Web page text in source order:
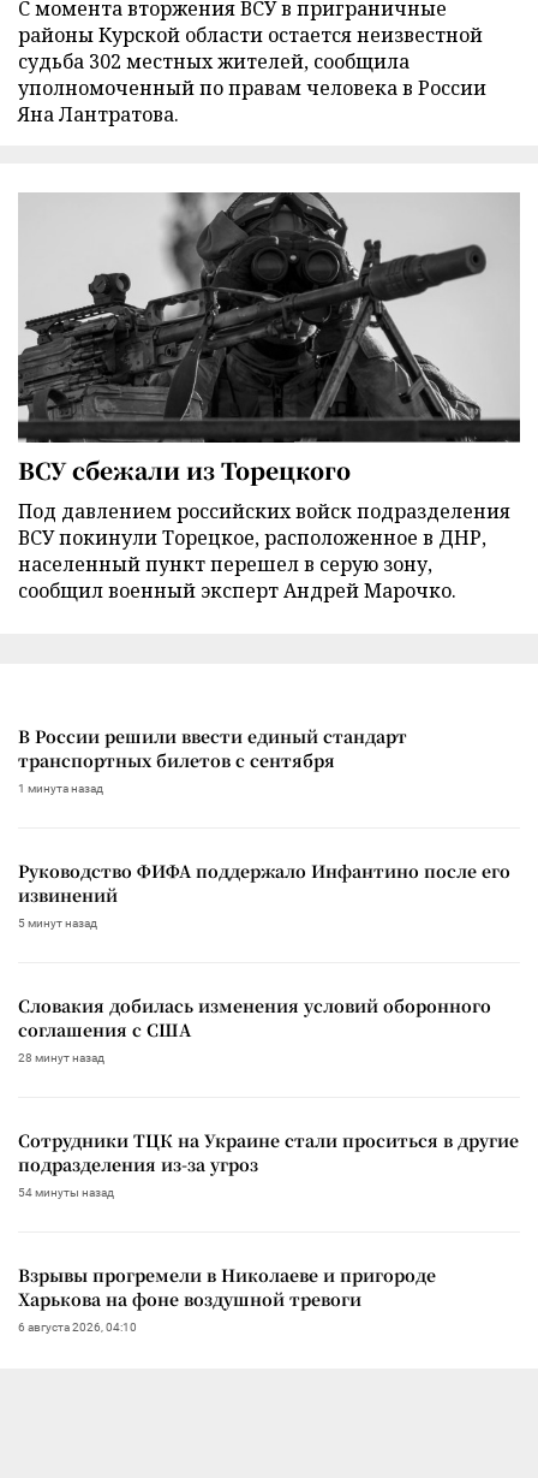
С момента вторжения ВСУ в приграничные
районы Курской области остается неизвестной
судьба 302 местных жителей, сообщила
уполномоченный по правам человека в России
Яна Лантратова.
ВСУ сбежали из Торецкого
Под давлением российских войск подразделения
ВСУ покинули Торецкое, расположенное в ДНР,
населенный пункт перешел в серую зону,
сообщил военный эксперт Андрей Марочко.
В России решили ввести единый стандарт
транспортных билетов с сентября
1 минута назад
Руководство ФИФА поддержало Инфантино после его
извинений
5 минут назад
Словакия добилась изменения условий оборонного
соглашения с США
28 минут назад
Сотрудники ТЦК на Украине стали проситься в другие
подразделения из-за угроз
54 минуты назад
Взрывы прогремели в Николаеве и пригороде
Харькова на фоне воздушной тревоги
6 августа 2026, 04:10